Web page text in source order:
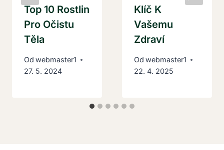
Top 10 Rostlin
Pro Očistu
Těla
Od webmaster1
27. 5. 2024
Klíč K
Vašemu
Zdraví
Od webmaster1
22. 4. 2025